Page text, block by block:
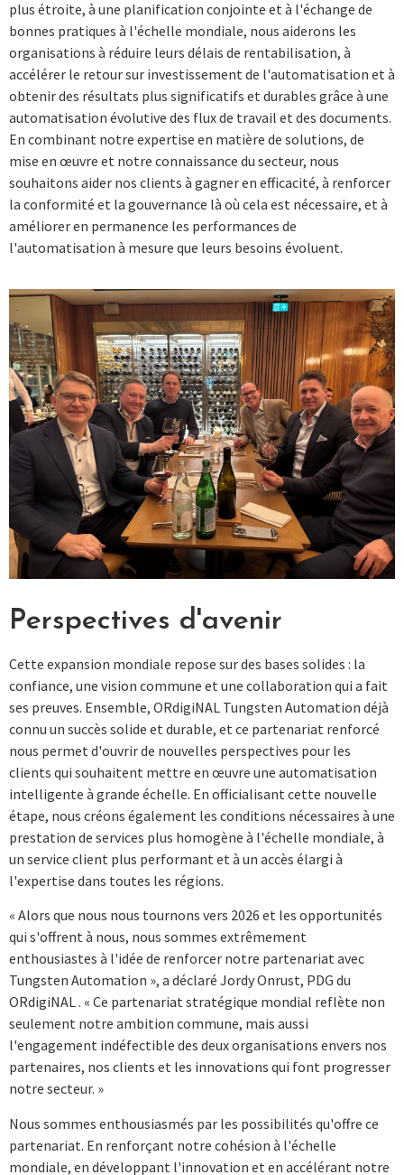
plus étroite, à une planification conjointe et à l'échange de
bonnes pratiques à l'échelle mondiale, nous aiderons les
organisations à réduire leurs délais de rentabilisation, à
accélérer le retour sur investissement de l'automatisation et à
obtenir des résultats plus significatifs et durables grâce à une
automatisation évolutive des flux de travail et des documents.
En combinant notre expertise en matière de solutions, de
mise en œuvre et notre connaissance du secteur, nous
souhaitons aider nos clients à gagner en efficacité, à renforcer
la conformité et la gouvernance là où cela est nécessaire, et à
améliorer en permanence les performances de
l'automatisation à mesure que leurs besoins évoluent.
Perspectives d'avenir
Cette expansion mondiale repose sur des bases solides : la
confiance, une vision commune et une collaboration qui a fait
ses preuves. Ensemble, ORdigiNAL Tungsten Automation déjà
connu un succès solide et durable, et ce partenariat renforcé
nous permet d'ouvrir de nouvelles perspectives pour les
clients qui souhaitent mettre en œuvre une automatisation
intelligente à grande échelle. En officialisant cette nouvelle
étape, nous créons également les conditions nécessaires à une
prestation de services plus homogène à l'échelle mondiale, à
un service client plus performant et à un accès élargi à
l'expertise dans toutes les régions.
« Alors que nous nous tournons vers 2026 et les opportunités
qui s'offrent à nous, nous sommes extrêmement
enthousiastes à l'idée de renforcer notre partenariat avec
Tungsten Automation », a déclaré Jordy Onrust, PDG du
ORdigiNAL . « Ce partenariat stratégique mondial reflète non
seulement notre ambition commune, mais aussi
l'engagement indéfectible des deux organisations envers nos
partenaires, nos clients et les innovations qui font progresser
notre secteur. »
Nous sommes enthousiasmés par les possibilités qu'offre ce
partenariat. En renforçant notre cohésion à l'échelle
mondiale, en développant l'innovation et en accélérant notre